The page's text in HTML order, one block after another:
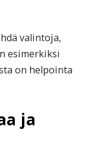
valintoja,
esimerkiksi
on helpointa
ja